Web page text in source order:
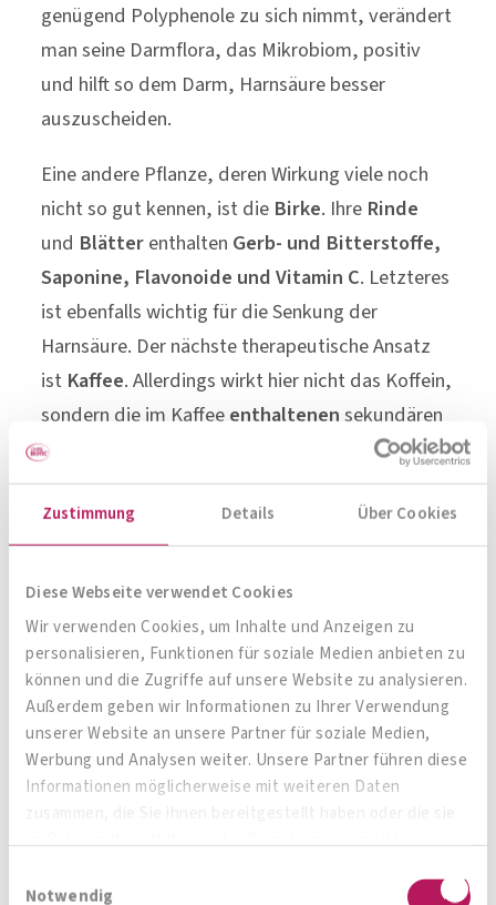
Zustimmung Details Über Cookies
Diese Webseite verwendet Cookies
Wir verwenden Cookies, um Inhalte und Anzeigen zu
personalisieren, Funktionen für soziale Medien anbieten zu
können und die Zugriffe auf unsere Website zu analysieren.
Außerdem geben wir Informationen zu Ihrer Verwendung
unserer Website an unsere Partner für soziale Medien,
Werbung und Analysen weiter. Unsere Partner führen diese
Informationen möglicherweise mit weiteren Daten
im Rahmen Ihrer Nutzung der Dienste gesammelt haben.
Notwendig
genügend Polyphenole zu sich nimmt, verändert
man seine Darmflora, das Mikrobiom, positiv
und hilft so dem Darm, Harnsäure besser
auszuscheiden.
Eine andere Pflanze, deren Wirkung viele noch
nicht so gut kennen, ist die Birke. Ihre Rinde
und Blätterenthalten Gerb- und Bitterstoffe,
Saponine, Flavonoide und Vitamin C. Letzteres
ist ebenfalls wichtig für die Senkung der
Harnsäure. Der nächste therapeutische Ansatz
ist Kaffee. Allerdings wirkt hier nicht das Koffein,
sondern die im Kaffeeenthaltenensekundären
Pflanzenwirkstoffe, die bereits erwähnten
Polyphenole. AuchCurcuminfördert die
Ausscheidung von Harnsäure und wirkt ebenfalls
entzündungshemmend. Das ist ein
Pflanzenextrakt, der bei vielen Erkrankungen
begleitend eingenommen werden kann,
insbesondere bei zahlreichen chronischen
Erkrankungen. Für mich ist Curcumin in der
begleitenden Therapie so wichtig, da es eine
stabilisierende Wirkung auf das Mikrobiom
hat, es wirkt positiv auf die Darmbarriere, das
Zusammenhang kommt
ins Spiel: Der